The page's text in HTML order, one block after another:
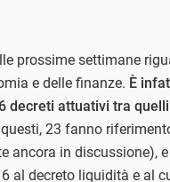
prossime settimane
e delle finanze. È
decreti attuativi tra
23 fanno
ancora in discussione), e
al decreto liquidità e al